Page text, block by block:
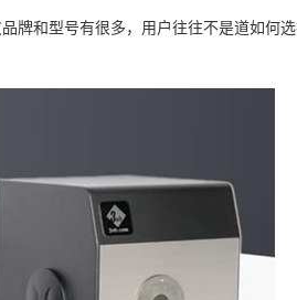
牌和型号有很多，用户往往不是道如何